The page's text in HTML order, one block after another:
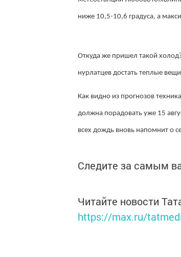
ниже 10,5-10,6 градуса, а
Откуда же пришел такой
нурлатцев достать теплые
Как видно из прогнозов
должна порадовать уже 15
всех дождь вновь напомнит о
Следите за самым
Читайте новости
https://max.ru/